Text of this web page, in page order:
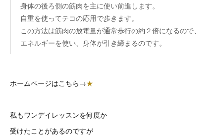
身体の後ろ側の筋肉を主に使い前進します。
自重を使ってテコの応用で歩きます。
この方法は筋肉の放電量が通常歩行の約２倍になるので、
エネルギーを使い、身体が引き締まるのです。
ホームページはこちら→★
私もワンデイレッスンを何度か
受けたことがあるのですが